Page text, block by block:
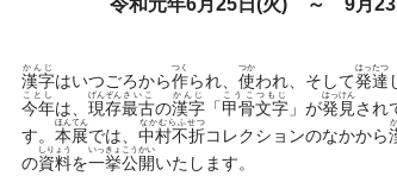
漢字
かんじ
はいつごろから作
つく
られ、 使
つか
われ、そして発達
はったつ
今年
ことし
は、 現存
げんぞん
最古
さいこ
の漢字
かんじ
「甲骨文字
こうこつもじ
」が発見
はっけん
され
す。 本展
ほんてん
では、 中村不折
なかむらふせつ
コレクションのなかから
の資料
しりょう
を一挙公開
いっきょこうかい
いたします。